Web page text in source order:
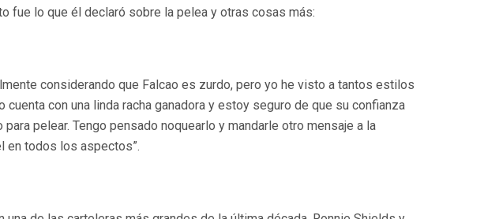
fue lo que él declaró sobre la pelea y otras cosas más:
considerando que Falcao es zurdo, pero yo he visto a tantos estilos
con una linda racha ganadora y estoy seguro de que su confianza
pelear. Tengo pensado noquearlo y mandarle otro mensaje a la
en todos los aspectos”.